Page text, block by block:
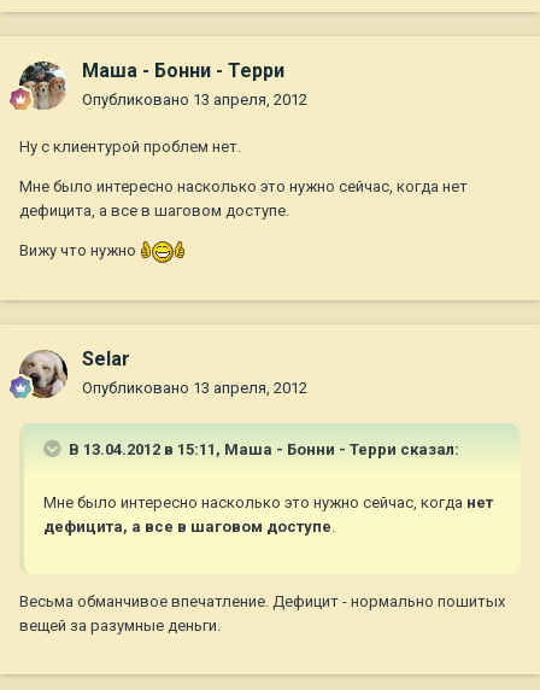
Маша - Бонни - Терри
Опубликовано 13 апреля, 2012
Ну с клиентурой проблем нет.
Мне было интересно насколько это нужно сейчас, когда нет
дефицита, а все в шаговом доступе.
Вижу что нужно
Selar
Опубликовано 13 апреля, 2012
В 13.04.2012 в 15:11, Маша - Бонни - Терри сказал:
Мне было интересно насколько это нужно сейчас, когда нет
дефицита, а все в шаговом доступе.
Весьма обманчивое впечатление. Дефицит - нормально пошитых
вещей за разумные деньги.